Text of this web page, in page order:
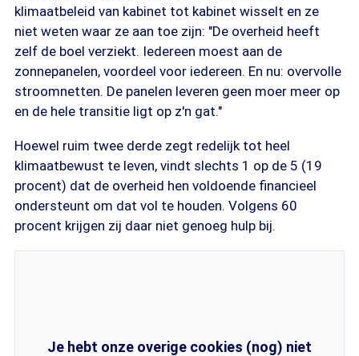
klimaatbeleid van kabinet tot kabinet wisselt en ze
niet weten waar ze aan toe zijn: "De overheid heeft
zelf de boel verziekt. Iedereen moest aan de
zonnepanelen, voordeel voor iedereen. En nu: overvolle
stroomnetten. De panelen leveren geen moer meer op
en de hele transitie ligt op z'n gat."
Hoewel ruim twee derde zegt redelijk tot heel
klimaatbewust te leven, vindt slechts 1 op de 5 (19
procent) dat de overheid hen voldoende financieel
ondersteunt om dat vol te houden. Volgens 60
procent krijgen zij daar niet genoeg hulp bij.
Je hebt onze overige cookies (nog) niet